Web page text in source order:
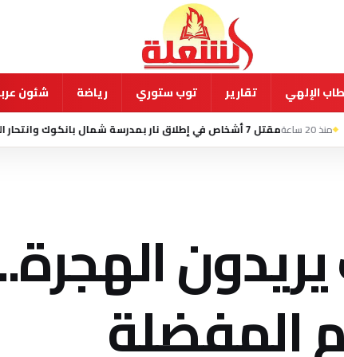
الإلهي تقارير توب ستوري رياضة شئون
به
الهجرة..
المفضلة